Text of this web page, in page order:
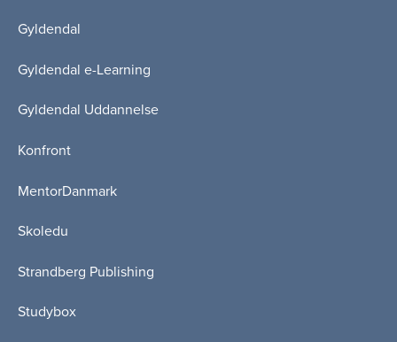
Gyldendal
Gyldendal e-Learning
Gyldendal Uddannelse
Konfront
MentorDanmark
Skoledu
Strandberg Publishing
Studybox